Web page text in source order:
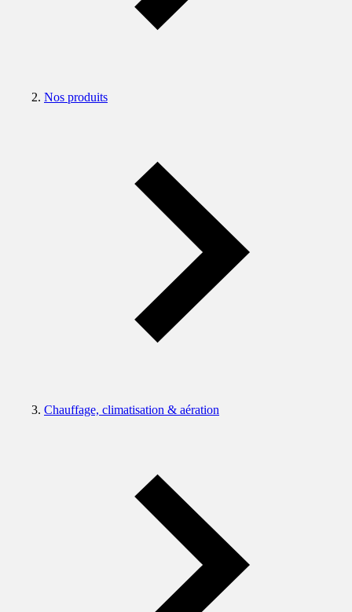
Nos produits
Chauffage, climatisation & aération